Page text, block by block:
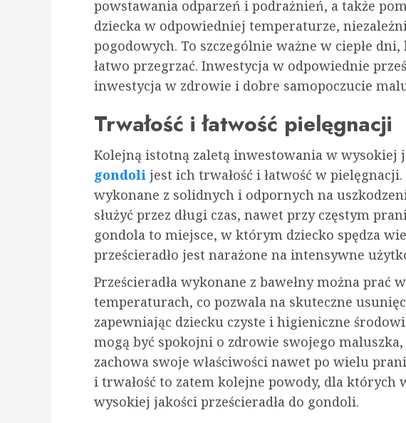
powstawania odparzeń i podrażnień, a także
dziecka w odpowiedniej temperaturze,
pogodowych. To szczególnie ważne w ciepłe
łatwo przegrzać. Inwestycja w odpowiednie
inwestycja w zdrowie i dobre samopoczucie
Trwałość i łatwość pielęgnacji
Kolejną istotną zaletą inwestowania w wysokiej
gondoli jest ich trwałość i łatwość w pielęgnacji.
wykonane z solidnych i odpornych na
służyć przez długi czas, nawet przy częstym
gondola to miejsce, w którym dziecko spędza
prześcieradło jest narażone na intensywne
Prześcieradła wykonane z bawełny można prać
temperaturach, co pozwala na skuteczne
zapewniając dziecku czyste i higieniczne
mogą być spokojni o zdrowie swojego maluszka,
zachowa swoje właściwości nawet po wielu
i trwałość to zatem kolejne powody, dla których
wysokiej jakości prześcieradła do gondoli.